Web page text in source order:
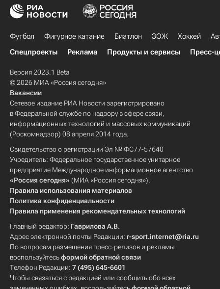
Футбол Фигурное катание Биатлон ЗОЖ Хоккей
Спецпроекты
Реклама Продукты и сервисы Пресс-
Версия 2023.1 Beta
© 2026 МИА «Россия сегодня»
Вакансии
Сетевое издание РИА Новости зарегистрировано
в Федеральной службе по надзору в сфере связи,
информационных технологий и массовых коммуникаций
(Роскомнадзор) 08 апреля 2014 года.
Свидетельство о регистрации Эл № ФС77-57640
Учредитель: Федеральное государственное унитарное
предприятие Международное информационное агентство
«Россия сегодня» (МИА «Россия сегодня»).
Правила использования материалов
Политика конфиденциальности
Правила применения рекомендательных технологий
Главный редактор: Гаврилова А.В.
Адрес электронной почты Редакции: r-sport.internet@ria.ru
По вопросам размещения пресс-релизов и рекламы
воспользуйтесьформой обратной связи
Телефон Редакции: 7 (495) 645-6601
Чтобы связаться с редакцией или сообщить обо всех